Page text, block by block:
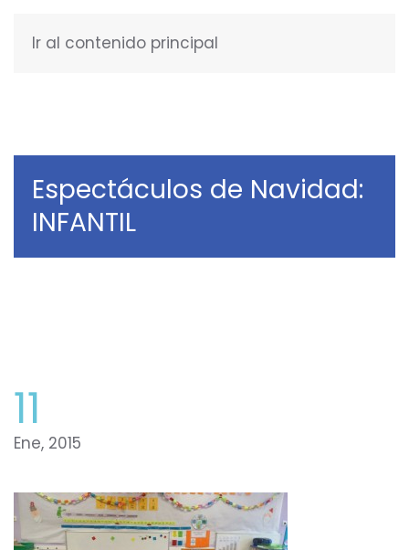
Ir al contenido principal
Espectáculos de Navidad:
INFANTIL
11
Ene, 2015